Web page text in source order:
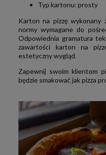
Typ kartonu: prosty
Karton na pizzę wykonany
normy wymagane do
Odpowiednia gramatura
zawartości karton na
estetyczny wygląd.
Zapewnij swoim klientom
będzie smakować jak pizza